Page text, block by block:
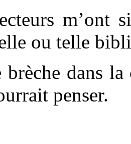
m’ont
ou telle
brèche dans
penser.